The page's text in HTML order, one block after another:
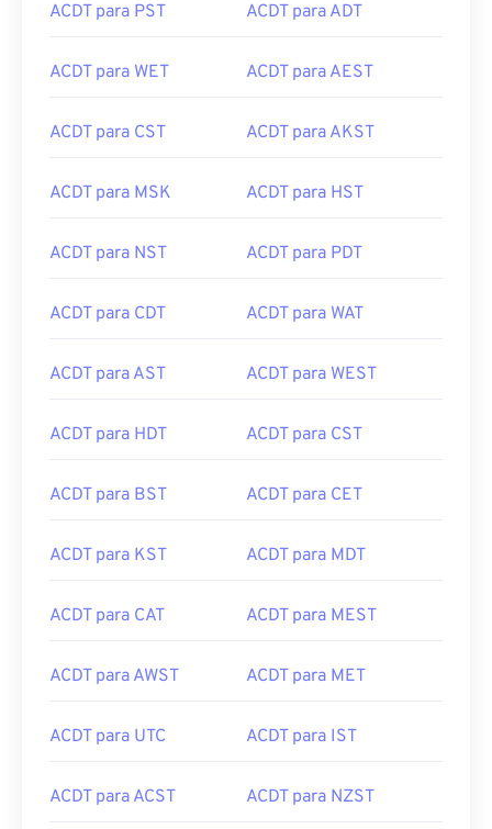
ACDT para PST ACDT para ADT
ACDT para WET ACDT para AEST
ACDT para CST ACDT para AKST
ACDT para MSK ACDT para HST
ACDT para NST ACDT para PDT
ACDT para CDT ACDT para WAT
ACDT para AST ACDT para WEST
ACDT para HDT ACDT para CST
ACDT para BST ACDT para CET
ACDT para KST ACDT para MDT
ACDT para CAT ACDT para MEST
ACDT para AWST ACDT para MET
ACDT para UTC ACDT para IST
ACDT para ACST ACDT para NZST